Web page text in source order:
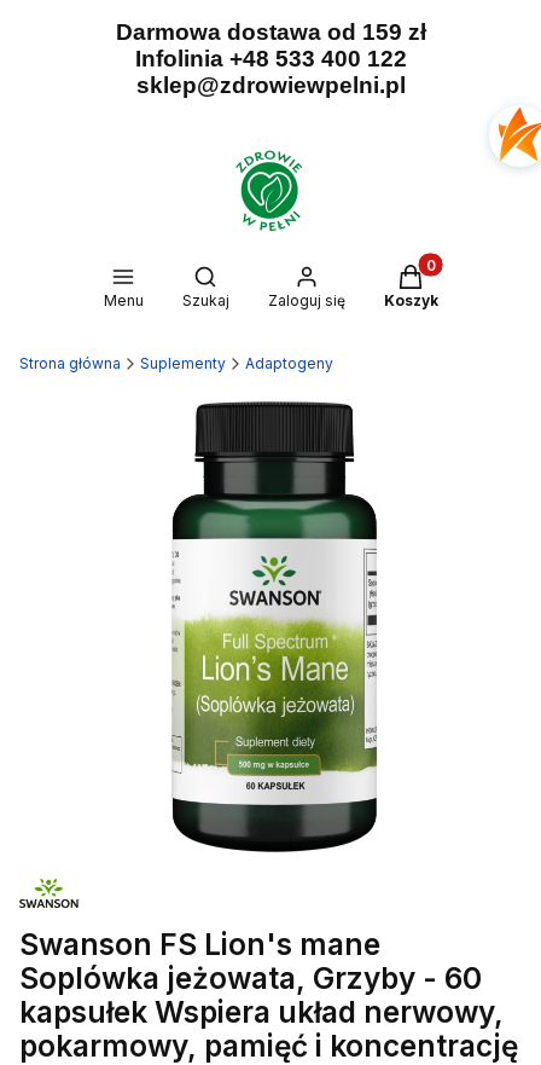
Darmowa dostawa od 159 zł
Infolinia +48 533 400 122
sklep@zdrowiewpelni.pl
Menu
Otwórz wyszukiwarkę
Szukaj Zaloguj się
Produkty w
Koszyk
Strona główna Suplementy Adaptogeny
Swanson FS Lion's mane
Soplówka jeżowata, Grzyby - 60
kapsułek Wspiera układ nerwowy,
pokarmowy, pamięć i koncentrację